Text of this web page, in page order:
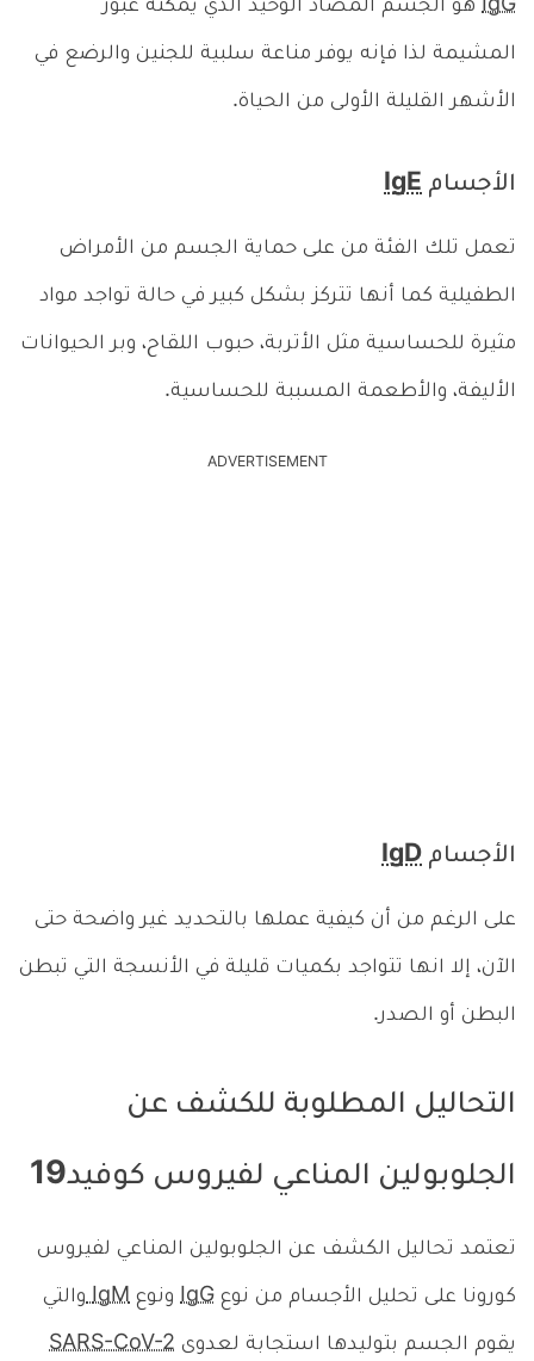
IgG هو الجسم المضاد الوحيد الذي يمكنه عبور
المشيمة لذا فإنه يوفر مناعة سلبية للجنين والرضع في
الأشهر القليلة الأولى من الحياة.
الأجسام IgE
تعمل تلك الفئة من على حماية الجسم من الأمراض
الطفيلية كما أنها تتركز بشكل كبير في حالة تواجد مواد
مثيرة للحساسية مثل الأتربة، حبوب اللقاح، وبر الحيوانات
الأليفة، والأطعمة المسببة للحساسية.
ADVERTISEMENT
الأجسام IgD
على الرغم من أن كيفية عملها بالتحديد غير واضحة حتى
الآن، إلا انها تتواجد بكميات قليلة في الأنسجة التي تبطن
البطن أو الصدر.
التحاليل المطلوبة للكشف عن
الجلوبولين المناعي لفيروس كوفيد19
تعتمد تحاليل الكشف عن الجلوبولين المناعي لفيروس
كورونا على تحليل الأجسام من نوع IgG ونوع IgM والتي
يقوم الجسم بتوليدها استجابة لعدوى SARS-CoV-2